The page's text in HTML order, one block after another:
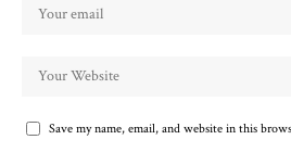
Save my name, email, and website in this